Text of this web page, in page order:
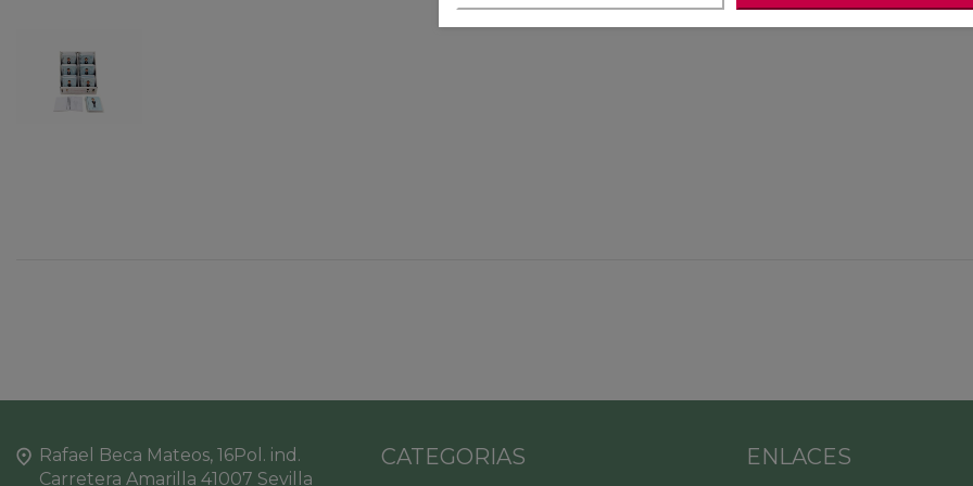
Rafael Beca Mateos, 16Pol. ind.
Carretera Amarilla 41007 Sevilla
CATEGORIAS ENLACES